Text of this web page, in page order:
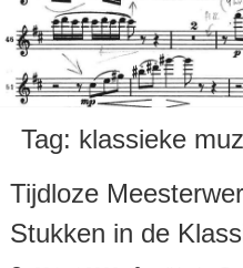
Tag: klassieke
Tijdloze
Stukken in de